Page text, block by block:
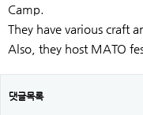
Camp.
They have various craft
Also, they host MATO
댓글목록